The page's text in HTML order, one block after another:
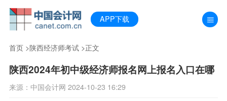
APP下载
首页>陕西经济师考试>正文
陕西2024年初中级经济师报名网上报名入口在哪
来源：中国会计网 2024-10-23 16:29